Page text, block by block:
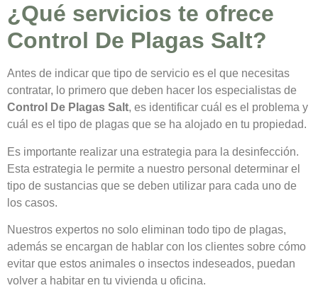
¿Qué servicios te ofrece
Control De Plagas Salt?
Antes de indicar que tipo de servicio es el que necesitas
contratar, lo primero que deben hacer los especialistas de
Control De Plagas Salt, es identificar cuál es el problema y
cuál es el tipo de plagas que se ha alojado en tu propiedad.
Es importante realizar una estrategia para la desinfección.
Esta estrategia le permite a nuestro personal determinar el
tipo de sustancias que se deben utilizar para cada uno de
los casos.
Nuestros expertos no solo eliminan todo tipo de plagas,
además se encargan de hablar con los clientes sobre cómo
evitar que estos animales o insectos indeseados, puedan
volver a habitar en tu vivienda u oficina.